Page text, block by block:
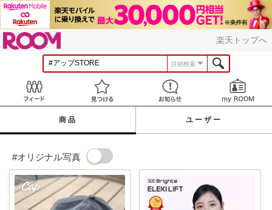
楽天トップへ
詳細検索
見つける お知らせ
商品 ユーザー
#オリジナル写真